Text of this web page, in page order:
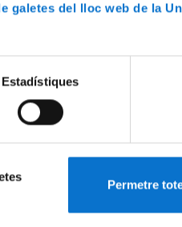
galetes del lloc web de la
Estadístiques
Permetre